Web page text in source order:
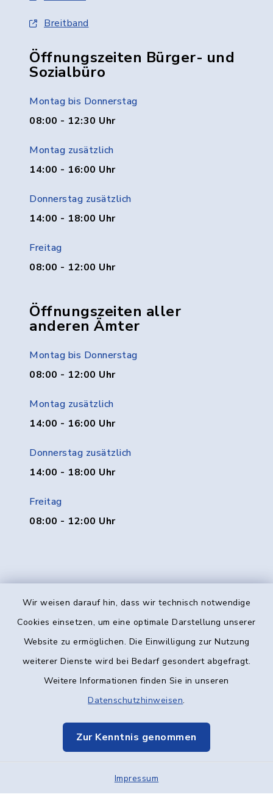
Wir weisen darauf hin, dass wir technisch notwendige
Cookies einsetzen, um eine optimale Darstellung unserer
Website zu ermöglichen. Die Einwilligung zur Nutzung
weiterer Dienste wird bei Bedarf gesondert abgefragt.
Weitere Informationen finden Sie in unseren
Datenschutzhinweisen.
Zur Kenntnis genommen
Impressum
Breitband
Öffnungszeiten Bürger- und
Sozialbüro
Montag bis Donnerstag
08:00 - 12:30 Uhr
Montag zusätzlich
14:00 - 16:00 Uhr
Donnerstag zusätzlich
14:00 - 18:00 Uhr
Freitag
08:00 - 12:00 Uhr
Öffnungszeiten aller
anderen Ämter
Montag bis Donnerstag
08:00 - 12:00 Uhr
Montag zusätzlich
14:00 - 16:00 Uhr
Donnerstag zusätzlich
14:00 - 18:00 Uhr
Freitag
08:00 - 12:00 Uhr
Kontakt
Datenschutz
Elektronische Kommunikation
Sitemap